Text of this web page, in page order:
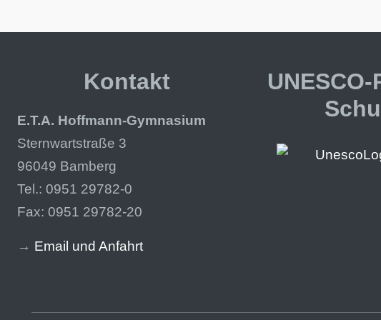
Kontakt
E.T.A. Hoffmann-Gymnasium
Sternwartstraße 3
96049 Bamberg
Tel.: 0951 29782-0
Fax: 0951 29782-20
→ Email und Anfahrt